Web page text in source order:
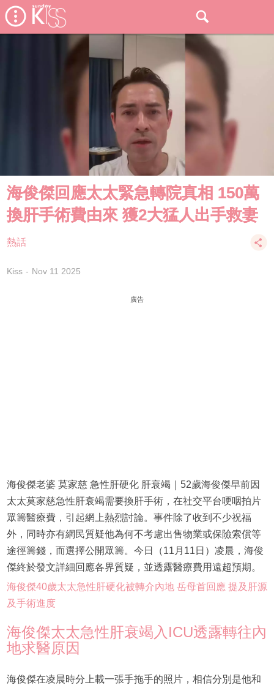
海俊傑回應太太緊急轉院真相 150萬
換肝手術費由來 獲2大猛人出手救妻
熱話
Kiss Nov 11 2025
廣告
海俊傑老婆 莫家慈 急性肝硬化 肝衰竭｜52歲海俊傑早前因
太太莫家慈急性肝衰竭需要換肝手術，在社交平台哽咽拍片
眾籌醫療費，引起網上熱烈討論。事件除了收到不少祝福
外，同時亦有網民質疑他為何不考慮出售物業或保險索償等
途徑籌錢，而選擇公開眾籌。今日（11月11日）凌晨，海俊
傑終於發文詳細回應各界質疑，並透露醫療費用遠超預期。
海俊傑40歲太太急性肝硬化被轉介內地 岳母首回應 提及肝源
及手術進度
海俊傑太太急性肝衰竭入ICU透露轉往內
地求醫原因
海俊傑在凌晨時分上載一張手拖手的照片，相信分別是他和